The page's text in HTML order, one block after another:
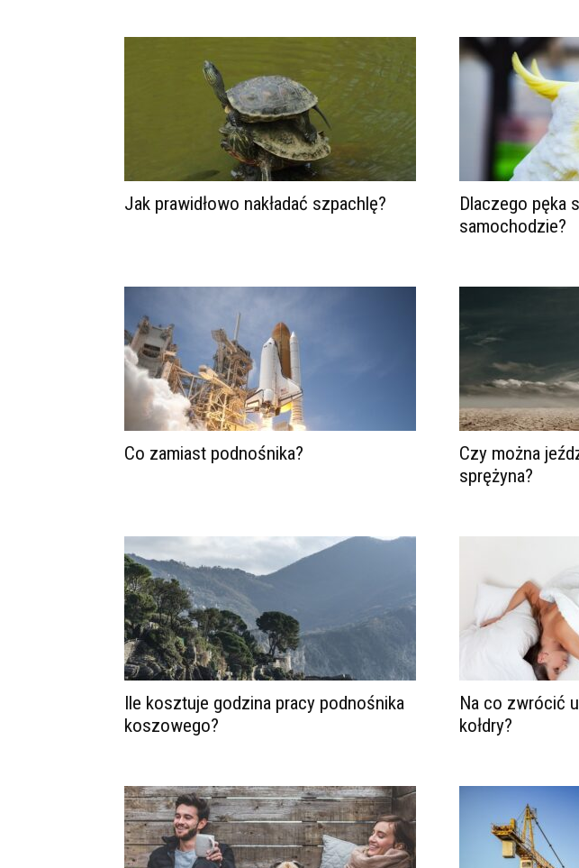
Jak prawidłowo nakładać szpachlę?
Dlaczego pęka
samochodzie?
Co zamiast podnośnika?
Czy można
sprężyna?
Ile kosztuje godzina pracy podnośnika
koszowego?
Na co zwrócić
kołdry?